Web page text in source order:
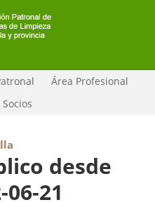
Área Profesional
desde
21